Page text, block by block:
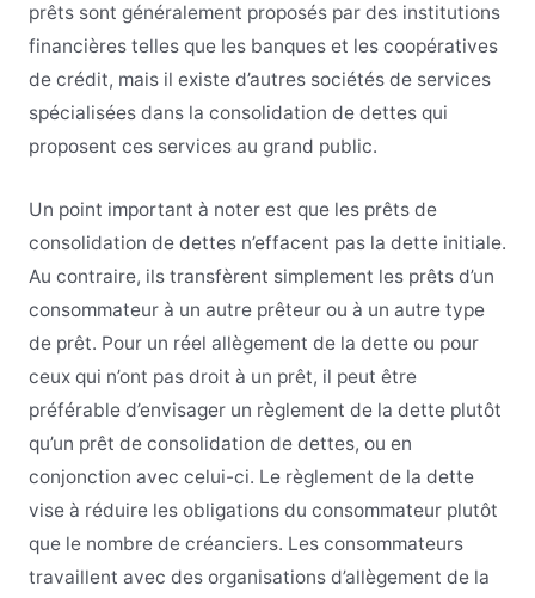
prêts sont généralement proposés par des institutions
financières telles que les banques et les coopératives
de crédit, mais il existe d’autres sociétés de services
spécialisées dans la consolidation de dettes qui
proposent ces services au grand public.
Un point important à noter est que les prêts de
consolidation de dettes n’effacent pas la dette initiale.
Au contraire, ils transfèrent simplement les prêts d’un
consommateur à un autre prêteur ou à un autre type
de prêt. Pour un réel allègement de la dette ou pour
ceux qui n’ont pas droit à un prêt, il peut être
préférable d’envisager un règlement de la dette plutôt
qu’un prêt de consolidation de dettes, ou en
conjonction avec celui-ci. Le règlement de la dette
vise à réduire les obligations du consommateur plutôt
que le nombre de créanciers. Les consommateurs
travaillent avec des organisations d’allègement de la